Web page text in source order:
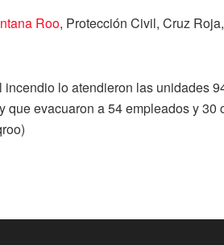
Roo, Protección Civil, Cruz
lo atendieron las unidades
evacuaron a 54 empleados y